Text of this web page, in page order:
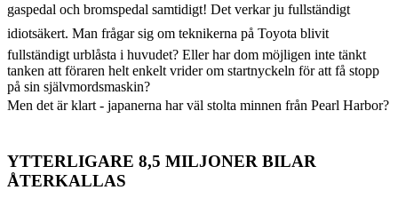
gaspedal och bromspedal samtidigt! Det verkar ju fullständigt
idiotsäkert. Man frågar sig om teknikerna på Toyota blivit
fullständigt urblåsta i huvudet? Eller har dom möjligen inte tänkt
tanken att föraren helt enkelt vrider om startnyckeln för att få stopp
på sin självmordsmaskin?
Men det är klart - japanerna har väl stolta minnen från Pearl Harbor?
YTTERLIGARE 8,5 MILJONER BILAR
ÅTERKALLAS